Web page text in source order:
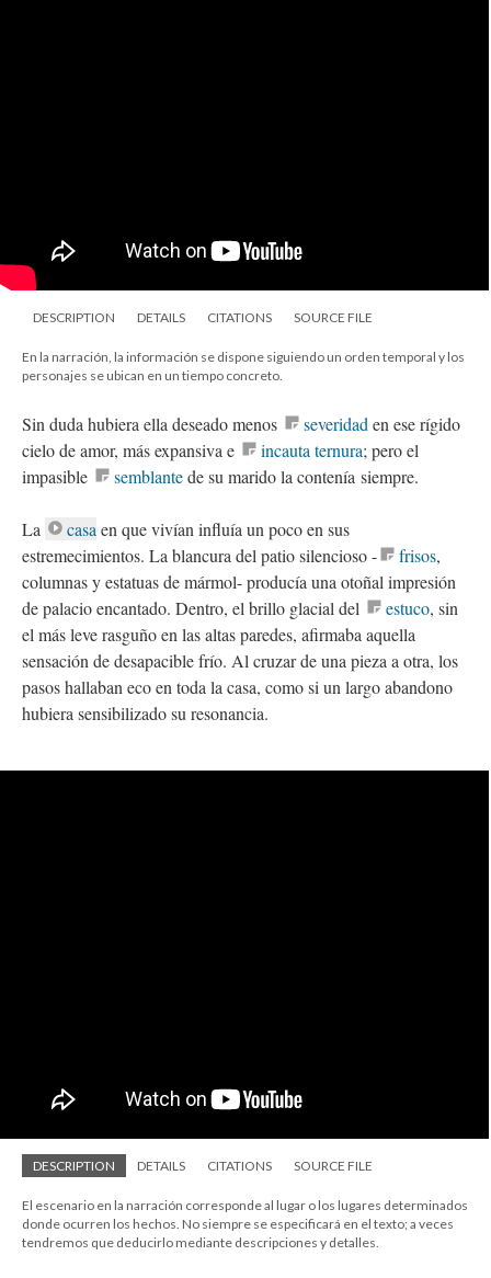
DESCRIPTION DETAILS CITATIONS SOURCE FILE
En la narración, la información se dispone siguiendo un orden temporal y los
personajes se ubican en un tiempo concreto.
Sin duda hubiera ella deseado menos severidaden ese rígido
cielo de amor, más expansiva e
incauta ternura; pero el
impasible
semblantede su marido la contenía siempre.
La casaen que vivían influía un poco en sus
estremecimientos. La blancura del patio silencioso -
frisos,
columnas y estatuas de mármol- producía una otoñal impresión
de palacio encantado. Dentro, el brillo glacial del
estuco, sin
el más leve rasguño en las altas paredes, afirmaba aquella
sensación de desapacible frío. Al cruzar de una pieza a otra, los
pasos hallaban eco en toda la casa, como si un largo abandono
hubiera sensibilizado su resonancia.
DESCRIPTION DETAILS CITATIONS SOURCE FILE
El escenario en la narración corresponde al lugar o los lugares determinados
donde ocurren los hechos. No siempre se especificará en el texto; a veces
tendremos que deducirlo mediante descripciones y detalles.